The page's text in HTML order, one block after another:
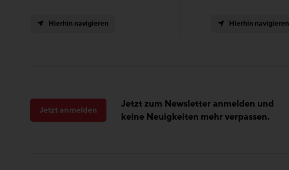
Hierhin navigieren Hierhin navigieren
Jetzt zum Newsletter anmelden und
keine Neuigkeiten mehr verpassen.
Jetzt anmelden